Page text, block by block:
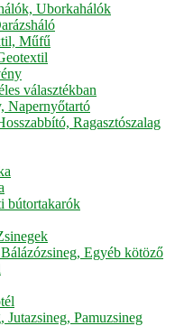
Uborkahálók
Műfű
választékban
Napernyőtartó
Ragasztószalag
bútortakarók
Egyéb kötöző
Jutazsineg, Pamuzsineg